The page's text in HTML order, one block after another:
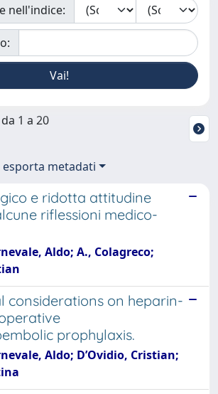
nell'indice:
1 a 20
esporta metadati
e ridotta attitudine
riflessioni medico-
Aldo; A., Colagreco;
considerations on heparin-
prophylaxis.
Aldo; D’Ovidio, Cristian;